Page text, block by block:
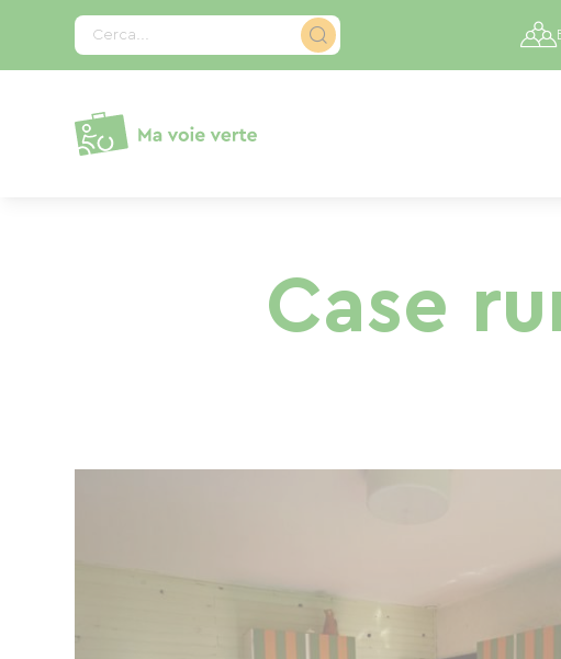
Cerca...
Case
Pannello di gestione dei cookies